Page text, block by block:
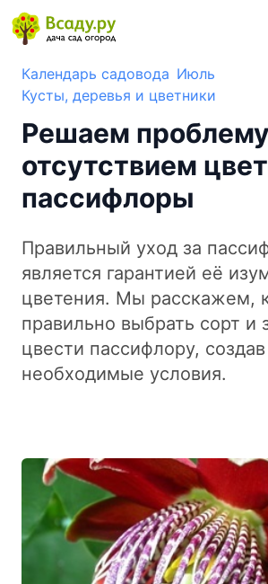
Календарь садовода Июль
Кусты, деревья и цветники
Решаем
отсутствием
пассифлоры
Правильный уход за
является гарантией её
цветения. Мы расскажем,
правильно выбрать сорт и
цвести пассифлору,
необходимые условия.